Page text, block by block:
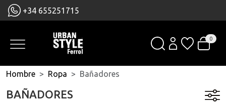
+34 655251715
0
Hombre Ropa Bañadores
BAÑADORES